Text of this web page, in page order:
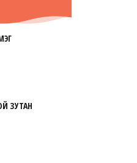
ЗУТАН